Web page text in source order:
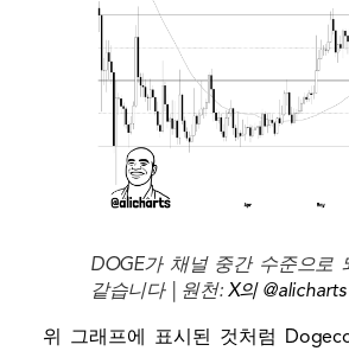
DOGE가 채널 중간 수준으로
같습니다 | 원천: X의 @alicharts
위 그래프에 표시된 것처럼